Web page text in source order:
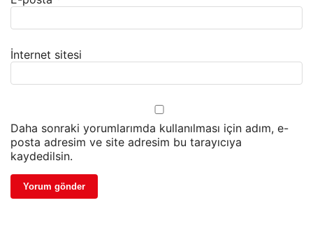
İnternet sitesi
Daha sonraki yorumlarımda kullanılması için adım, e-
posta adresim ve site adresim bu tarayıcıya
kaydedilsin.